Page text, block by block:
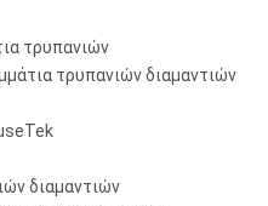
PQ3, PWF-πολύ, PWF-
τρυπανιών
τρυπανιών διαμαντιών
διαμαντιών